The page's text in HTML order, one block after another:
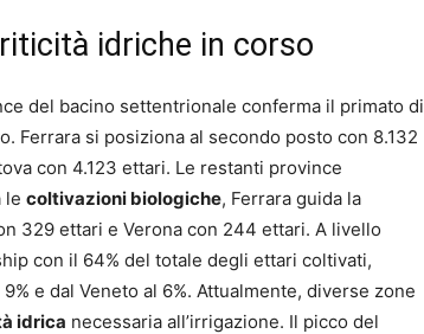
idriche in corso
del bacino settentrionale conferma il primato di
Ferrara si posiziona al secondo posto con 8.132
con 4.123 ettari. Le restanti province
le coltivazioni biologiche, Ferrara guida la
329 ettari e Verona con 244 ettari. A livello
con il 64% del totale degli ettari coltivati,
e dal Veneto al 6%. Attualmente, diverse zone
idrica necessaria all’irrigazione. Il picco del